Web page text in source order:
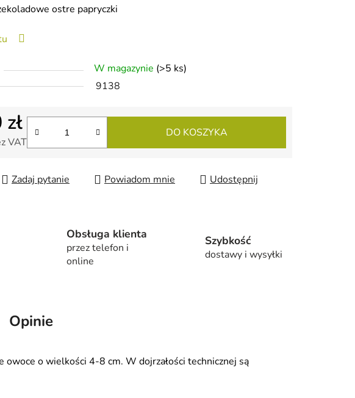
ostre papryczki
W magazynie (>5 ks)
9138
VAT
DO KOSZYKA
Zadaj pytanie Powiadom mnie Udostępnij
Obsługa klienta
przez telefon i
online
Szybkość
dostawy i wysyłki
Opinie
owoce o wielkości 4-8 cm. W dojrzałości technicznej są